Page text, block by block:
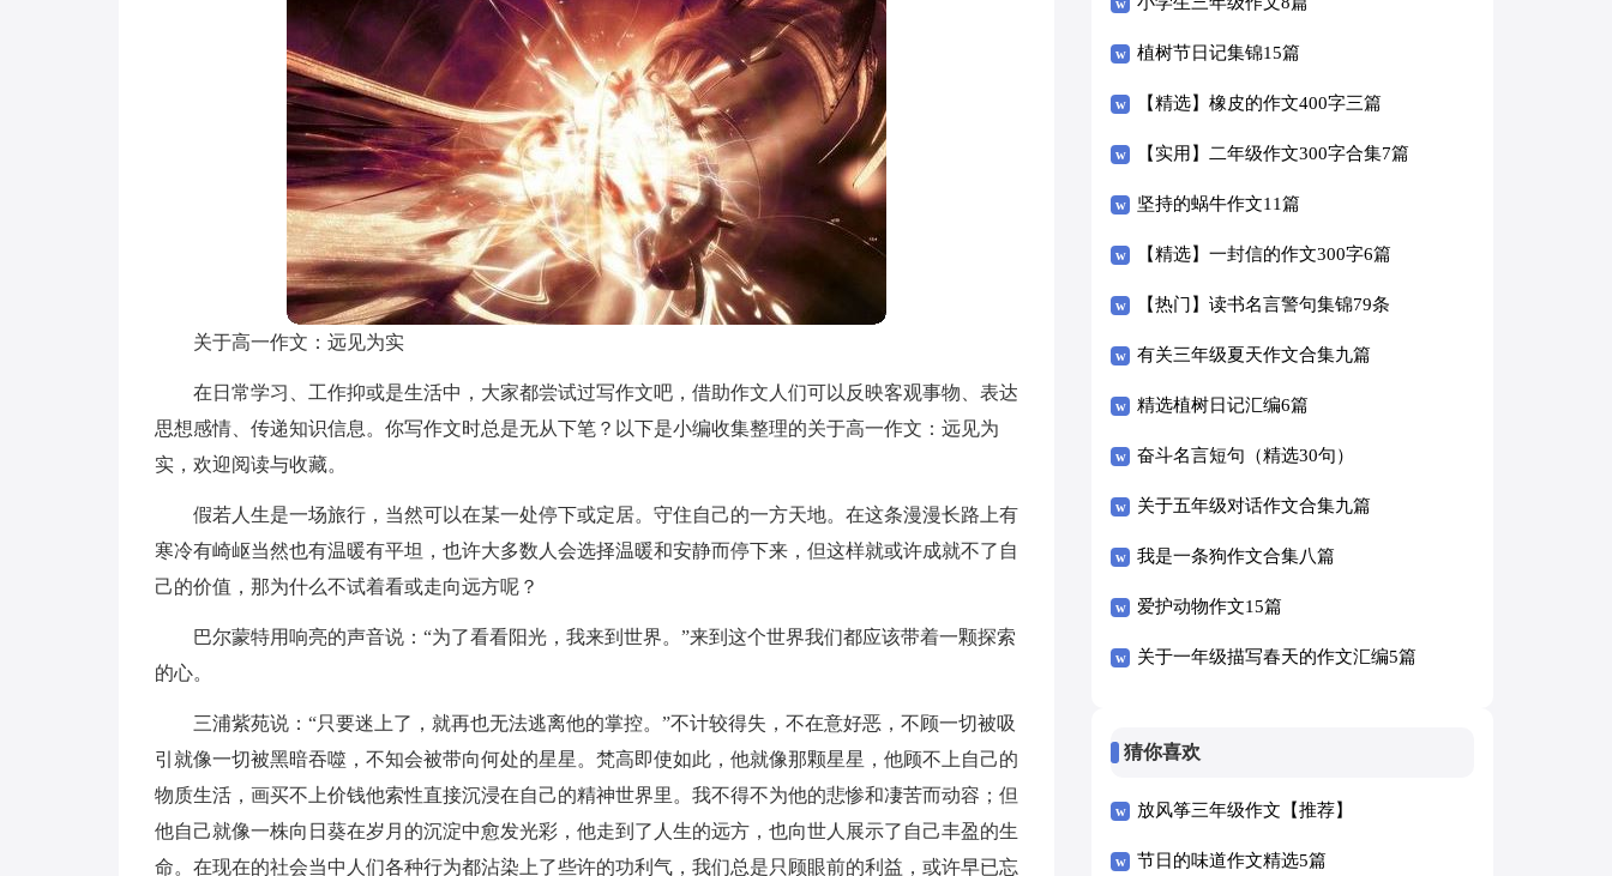
关于高一作文：远见为实
在日常学习、工作抑或是生活中，大家都尝试过写作文吧，借助作文人们可以反映客观事物、表达
思想感情、传递知识信息。你写作文时总是无从下笔？以下是小编收集整理的关于高一作文：远见为
实，欢迎阅读与收藏。
假若人生是一场旅行，当然可以在某一处停下或定居。守住自己的一方天地。在这条漫漫长路上有
寒冷有崎岖当然也有温暖有平坦，也许大多数人会选择温暖和安静而停下来，但这样就或许成就不了自
己的价值，那为什么不试着看或走向远方呢？
巴尔蒙特用响亮的声音说：“为了看看阳光，我来到世界。”来到这个世界我们都应该带着一颗探索
的心。
三浦紫苑说：“只要迷上了，就再也无法逃离他的掌控。”不计较得失，不在意好恶，不顾一切被吸
引就像一切被黑暗吞噬，不知会被带向何处的星星。梵高即使如此，他就像那颗星星，他顾不上自己的
物质生活，画买不上价钱他索性直接沉浸在自己的精神世界里。我不得不为他的悲惨和凄苦而动容；但
他自己就像一株向日葵在岁月的沉淀中愈发光彩，他走到了人生的远方，也向世人展示了自己丰盈的生
命。在现在的社会当中人们各种行为都沾染上了些许的功利气，我们总是只顾眼前的利益，或许早已忘
植树节日记集锦15篇
【精选】橡皮的作文400字三篇
【实用】二年级作文300字合集7篇
坚持的蜗牛作文11篇
【精选】一封信的作文300字6篇
【热门】读书名言警句集锦79条
有关三年级夏天作文合集九篇
精选植树日记汇编6篇
奋斗名言短句（精选30句）
关于五年级对话作文合集九篇
我是一条狗作文合集八篇
爱护动物作文15篇
关于一年级描写春天的作文汇编5篇
猜你喜欢
放风筝三年级作文【推荐】
节日的味道作文精选5篇